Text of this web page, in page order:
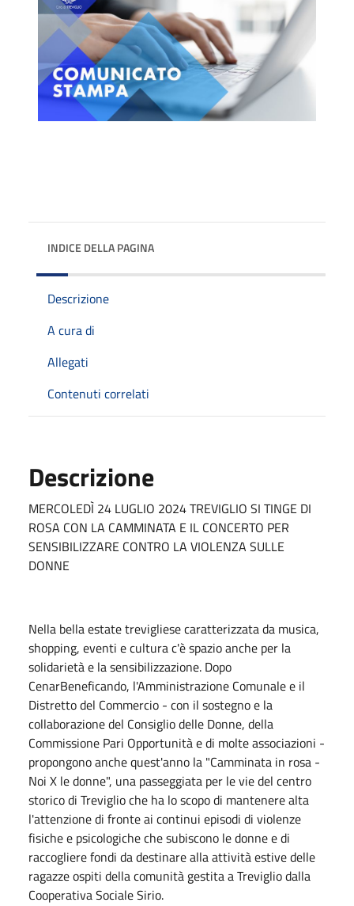
INDICE DELLA PAGINA
Descrizione
A cura di
Allegati
Contenuti correlati
Descrizione
MERCOLEDÌ 24 LUGLIO 2024 TREVIGLIO SI TINGE DI
ROSA CON LA CAMMINATA E IL CONCERTO PER
SENSIBILIZZARE CONTRO LA VIOLENZA SULLE
DONNE
Nella bella estate trevigliese caratterizzata da musica,
shopping, eventi e cultura c'è spazio anche per la
solidarietà e la sensibilizzazione. Dopo
CenarBeneficando, l'Amministrazione Comunale e il
Distretto del Commercio - con il sostegno e la
collaborazione del Consiglio delle Donne, della
Commissione Pari Opportunità e di molte associazioni -
propongono anche quest'anno la "Camminata in rosa -
Noi X le donne", una passeggiata per le vie del centro
storico di Treviglio che ha lo scopo di mantenere alta
l'attenzione di fronte ai continui episodi di violenze
fisiche e psicologiche che subiscono le donne e di
raccogliere fondi da destinare alla attività estive delle
ragazze ospiti della comunità gestita a Treviglio dalla
Cooperativa Sociale Sirio.